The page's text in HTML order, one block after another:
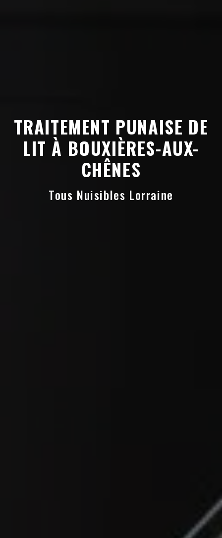
TRAITEMENT PUNAISE DE
LIT À BOUXIÈRES-AUX-
CHÊNES
Tous Nuisibles Lorraine